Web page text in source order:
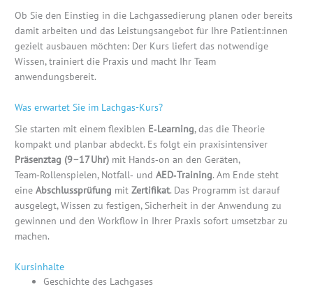
Ob Sie den Einstieg in die Lachgassedierung planen oder bereits
damit arbeiten und das Leistungsangebot für Ihre Patient:innen
gezielt ausbauen möchten: Der Kurs liefert das notwendige
Wissen, trainiert die Praxis und macht Ihr Team
anwendungsbereit.
Was erwartet Sie im Lachgas-Kurs?
Sie starten mit einem flexiblen E‑Learning, das die Theorie
kompakt und planbar abdeckt. Es folgt ein praxisintensiver
Präsenztag (9–17 Uhr) mit Hands‑on an den Geräten,
Team‑Rollenspielen, Notfall‑ undAED‑Training. Am Ende steht
eineAbschlussprüfung mitZertifikat. Das Programm ist darauf
ausgelegt, Wissen zu festigen, Sicherheit in der Anwendung zu
gewinnen und den Workflow in Ihrer Praxis sofort umsetzbar zu
machen.
Kursinhalte
Geschichte des Lachgases